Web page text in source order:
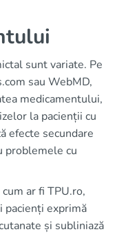
sunt variate. Pe
sau WebMD,
medicamentului,
la pacienții cu
efecte secundare
problemele cu
ar fi TPU.ro,
pacienți exprimă
și subliniază